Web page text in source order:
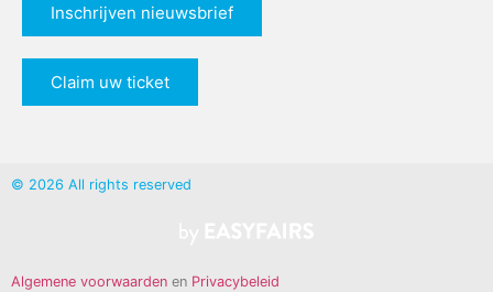
Inschrijven nieuwsbrief
Claim uw ticket
© 2026 All rights reserved
Algemene voorwaarden en Privacybeleid